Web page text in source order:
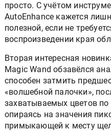
просто. С учётом
AutoEnhance кажется
полезной, если не
воспроизведении края
Вторая интересная
Magic Wand обзавёлся
способен затмить
«волшебной палочки»,
захватываемых цветов по
опираясь на значения
примыкающей к месту